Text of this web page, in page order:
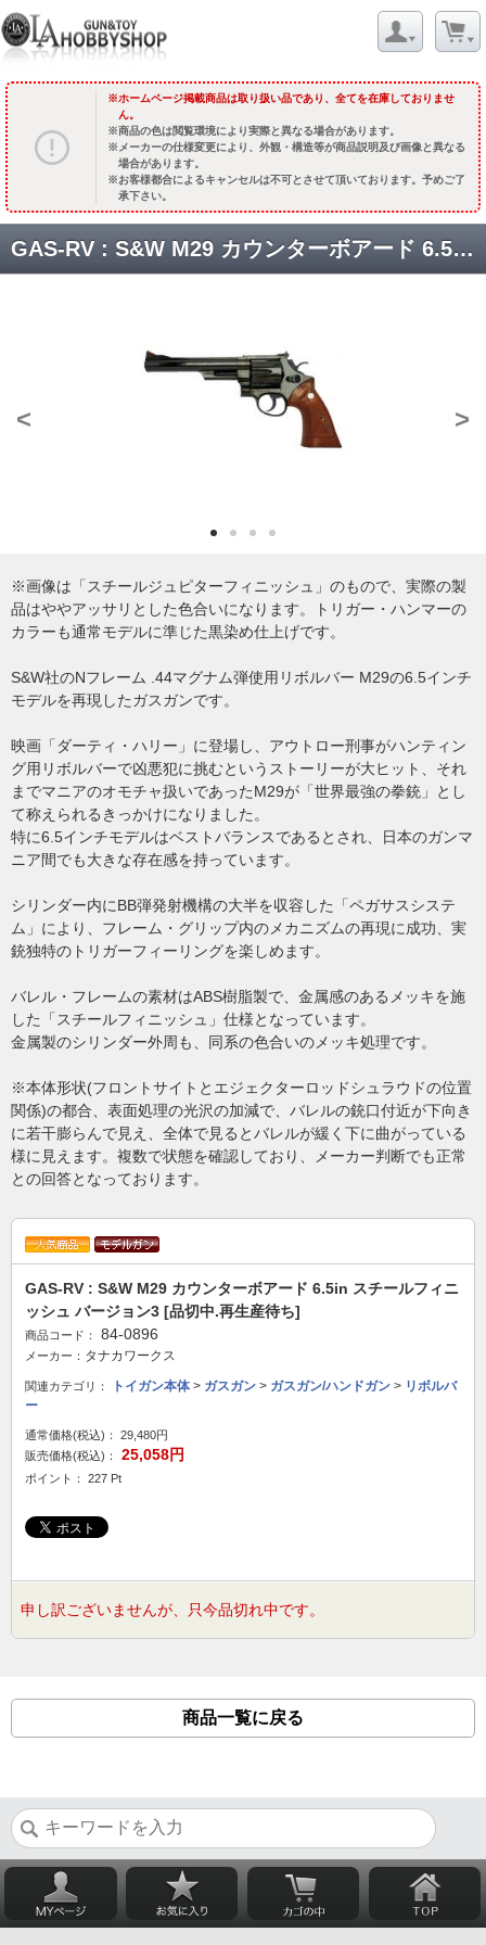
ホームページ掲載商品は取り扱い品であり、全てを在庫しておりませ
ん。
商品の色は閲覧環境により実際と異なる場合があります。
メーカーの仕様変更により、外観・構造等が商品説明及び画像と異なる
場合があります。
お客様都合によるキャンセルは不可とさせて頂いております。予めご了
承下さい。
GAS-RV : S&W M29 カウンターボアード 6.5in スチールフィニッシュ バージョン3 [品切中.再生産待ち]
< >
※画像は「スチールジュピターフィニッシュ」のもので、実際の製
品はややアッサリとした色合いになります。トリガー・ハンマーの
カラーも通常モデルに準じた黒染め仕上げです。
S&W社のNフレーム .44マグナム弾使用リボルバー M29の6.5インチ
モデルを再現したガスガンです。
映画「ダーティ・ハリー」に登場し、アウトロー刑事がハンティン
グ用リボルバーで凶悪犯に挑むというストーリーが大ヒット、それ
までマニアのオモチャ扱いであったM29が「世界最強の拳銃」とし
て称えられるきっかけになりました。
特に6.5インチモデルはベストバランスであるとされ、日本のガンマ
ニア間でも大きな存在感を持っています。
シリンダー内にBB弾発射機構の大半を収容した「ペガサスシステ
ム」により、フレーム・グリップ内のメカニズムの再現に成功、実
銃独特のトリガーフィーリングを楽しめます。
バレル・フレームの素材はABS樹脂製で、金属感のあるメッキを施
した「スチールフィニッシュ」仕様となっています。
金属製のシリンダー外周も、同系の色合いのメッキ処理です。
※本体形状(フロントサイトとエジェクターロッドシュラウドの位置
関係)の都合、表面処理の光沢の加減で、バレルの銃口付近が下向き
に若干膨らんで見え、全体で見るとバレルが緩く下に曲がっている
様に見えます。複数で状態を確認しており、メーカー判断でも正常
との回答となっております。
GAS-RV : S&W M29 カウンターボアード 6.5in スチールフィニ
ッシュ バージョン3 [品切中.再生産待ち]
商品コード： 84-0896
メーカー： タナカワークス
関連カテゴリ： トイガン本体> ガスガン > ガスガン/ハンドガン > リボルバ
ー
通常価格(税込)：
29,480円
販売価格(税込)：
25,058円
ポイント： 227 Pt
申し訳ございませんが、只今品切れ中です。
商品一覧に戻る